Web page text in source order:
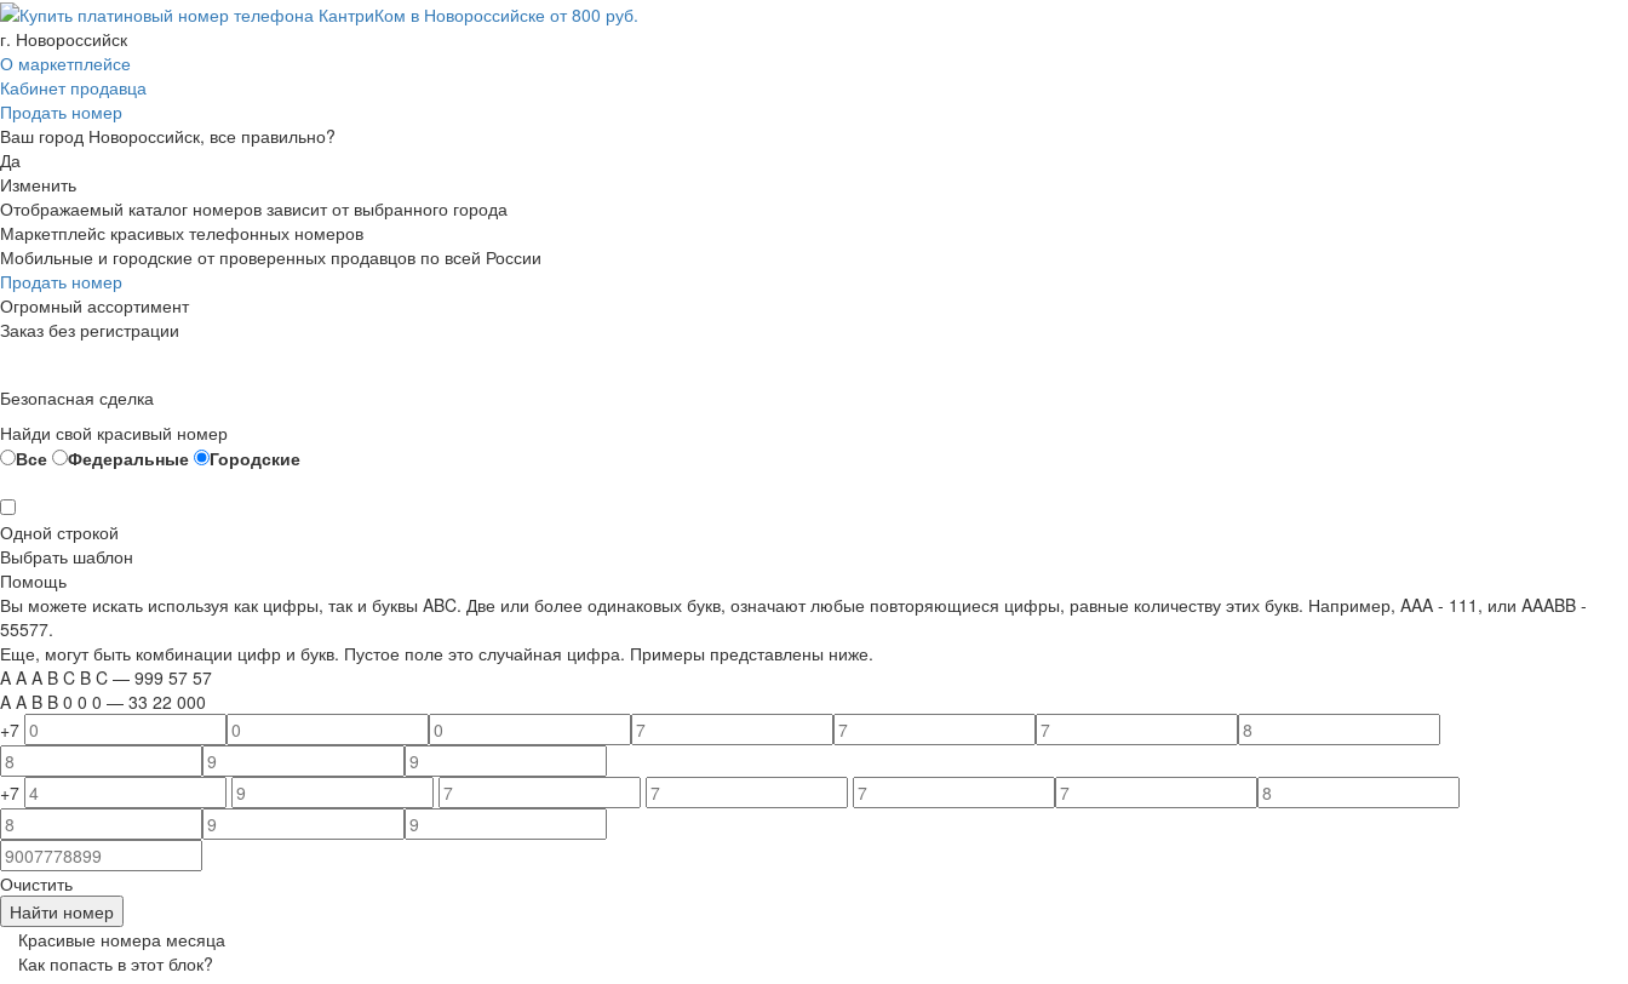
г. Новороссийск
О маркетплейсе
Кабинет продавца
Продать номер
Ваш город Новороссийск, все правильно?
Да
Изменить
Отображаемый каталог номеров зависит от выбранного города
Маркетплейс красивых телефонных номеров
Мобильные и городские от проверенных продавцов по всей России
Продать номер
Огромный ассортимент
Заказ без регистрации
Безопасная сделка
Найди свой красивый номер
Все
Федеральные Городские
Одной строкой
Выбрать шаблон
Помощь
Вы можете искать используя как цифры, так и буквы ABC. Две или более одинаковых букв, означают любые повторяющиеся цифры, равные количеству этих букв. Например, AAA - 111 , или AAABB -
55577.
Еще, могут быть комбинации цифр и букв. Пустое поле это случайная цифра. Примеры представлены ниже.
A A A B C B C — 999 57 57
A A B B 0 0 0 — 33 22 000
+7
+7
Очистить
Найти номер
Красивые номера месяца
Как попасть в этот блок?